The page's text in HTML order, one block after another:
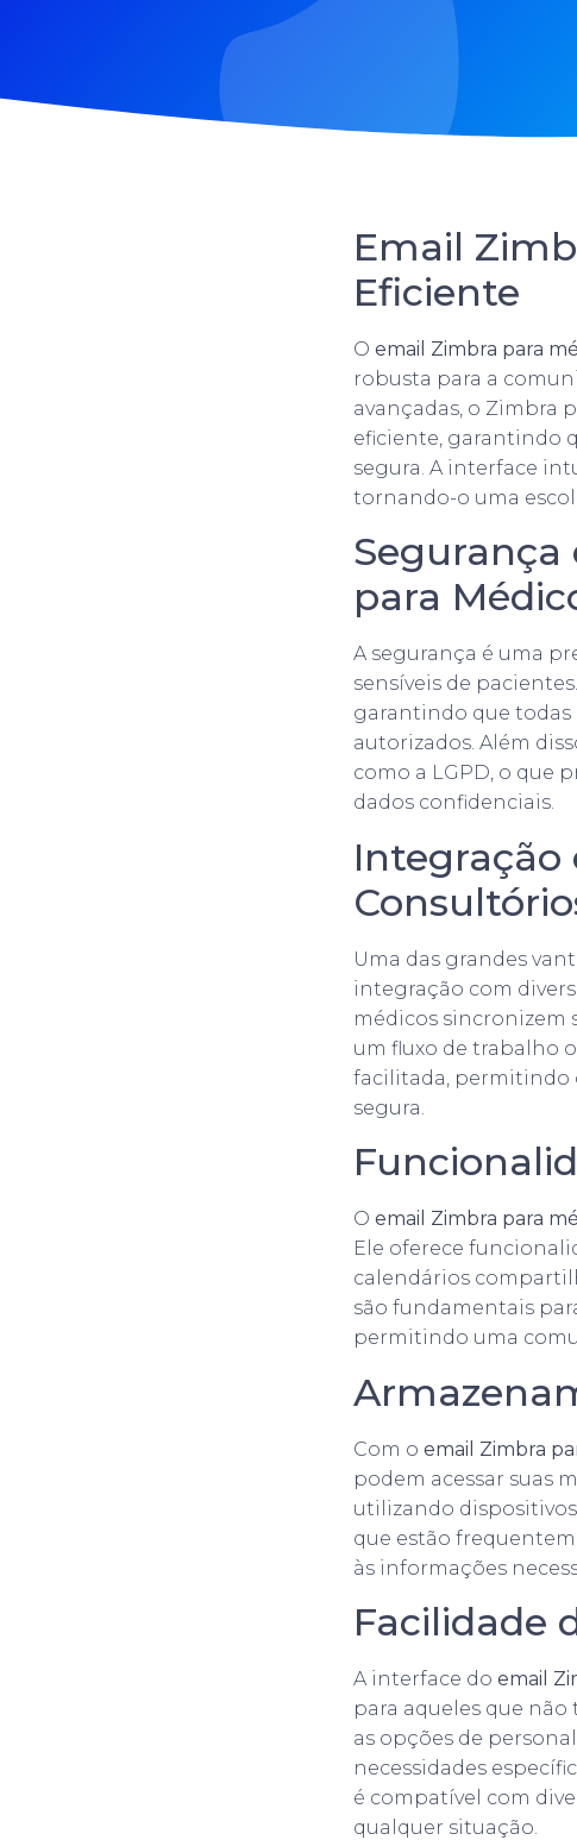
Email
Eficiente
O email Zimbra para
robusta para a
avançadas, o Zimbra
eficiente, garantindo
segura. A interface
tornando-o uma
Segurança
para
A segurança é uma
sensíveis de
garantindo que todas
autorizados. Além
como a LGPD, o que
dados confidenciais.
Integração
Uma das grandes
integração com
médicos sincronizem
um fluxo de trabalho
facilitada, permitindo
segura.
O email Zimbra para
Ele oferece
calendários
são fundamentais
permitindo uma
Com o email Zimbra
podem acessar suas
utilizando
que estão
às informações
Facilidade
A interface do email
para aqueles que
as opções de
necessidades
é compatível com
qualquer situação.